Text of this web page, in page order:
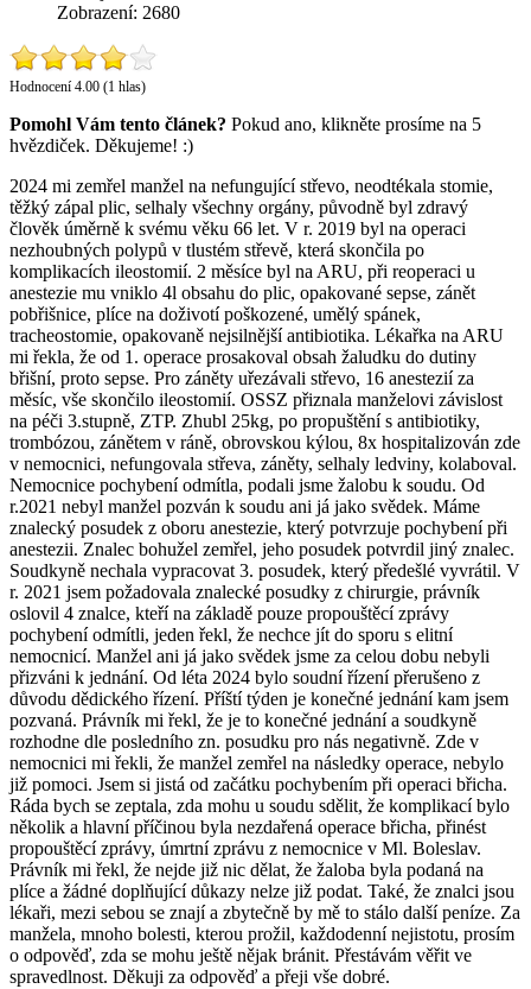
Zobrazení: 2680
Hodnocení 4.00 (1 hlas)
Pomohl Vám tento článek? Pokud ano, klikněte prosíme na 5
hvězdiček. Děkujeme! :)
2024 mi zemřel manžel na nefungující střevo, neodtékala stomie,
těžký zápal plic, selhaly všechny orgány, původně byl zdravý
člověk úměrně k svému věku 66 let. V r. 2019 byl na operaci
nezhoubných polypů v tlustém střevě, která skončila po
komplikacích ileostomií. 2 měsíce byl na ARU, při reoperaci u
anestezie mu vniklo 4l obsahu do plic, opakované sepse, zánět
pobřišnice, plíce na doživotí poškozené, umělý spánek,
tracheostomie, opakovaně nejsilnější antibiotika. Lékařka na ARU
mi řekla, že od 1. operace prosakoval obsah žaludku do dutiny
břišní, proto sepse. Pro záněty uřezávali střevo, 16 anestezií za
měsíc, vše skončilo ileostomií. OSSZ přiznala manželovi závislost
na péči 3.stupně, ZTP. Zhubl 25kg, po propuštění s antibiotiky,
trombózou, zánětem v ráně, obrovskou kýlou, 8x hospitalizován zde
v nemocnici, nefungovala střeva, záněty, selhaly ledviny, kolaboval.
Nemocnice pochybení odmítla, podali jsme žalobu k soudu. Od
r.2021 nebyl manžel pozván k soudu ani já jako svědek. Máme
znalecký posudek z oboru anestezie, který potvrzuje pochybení při
anestezii. Znalec bohužel zemřel, jeho posudek potvrdil jiný znalec.
Soudkyně nechala vypracovat 3. posudek, který předešlé vyvrátil. V
r. 2021 jsem požadovala znalecké posudky z chirurgie, právník
oslovil 4 znalce, kteří na základě pouze propouštěcí zprávy
pochybení odmítli, jeden řekl, že nechce jít do sporu s elitní
nemocnicí. Manžel ani já jako svědek jsme za celou dobu nebyli
přizváni k jednání. Od léta 2024 bylo soudní řízení přerušeno z
důvodu dědického řízení. Příští týden je konečné jednání kam jsem
pozvaná. Právník mi řekl, že je to konečné jednání a soudkyně
rozhodne dle posledního zn. posudku pro nás negativně. Zde v
nemocnici mi řekli, že manžel zemřel na následky operace, nebylo
již pomoci. Jsem si jistá od začátku pochybením při operaci břicha.
Ráda bych se zeptala, zda mohu u soudu sdělit, že komplikací bylo
několik a hlavní příčinou byla nezdařená operace břicha, přinést
propouštěcí zprávy, úmrtní zprávu z nemocnice v Ml. Boleslav.
Právník mi řekl, že nejde již nic dělat, že žaloba byla podaná na
plíce a žádné doplňující důkazy nelze již podat. Také, že znalci jsou
lékaři, mezi sebou se znají a zbytečně by mě to stálo další peníze. Za
manžela, mnoho bolesti, kterou prožil, každodenní nejistotu, prosím
o odpověď, zda se mohu ještě nějak bránit. Přestávám věřit ve
spravedlnost. Děkuji za odpověď a přeji vše dobré.